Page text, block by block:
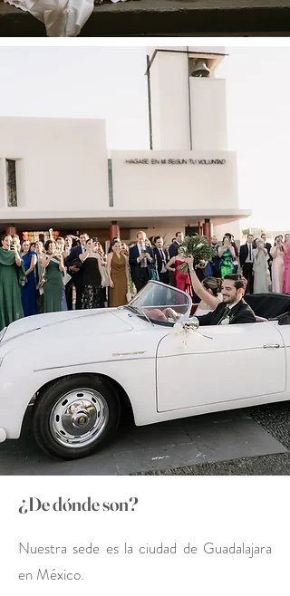
¿De dónde son?
Nuestra sede es la ciudad de Guadalajara
en México.